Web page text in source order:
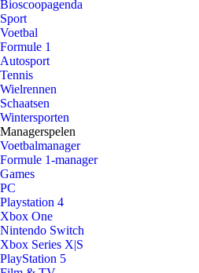
Bioscoopagenda
Sport
Voetbal
Formule 1
Autosport
Tennis
Wielrennen
Schaatsen
Wintersporten
Managerspelen
Voetbalmanager
Formule 1-manager
Games
PC
Playstation 4
Xbox One
Nintendo Switch
Xbox Series X|S
PlayStation 5